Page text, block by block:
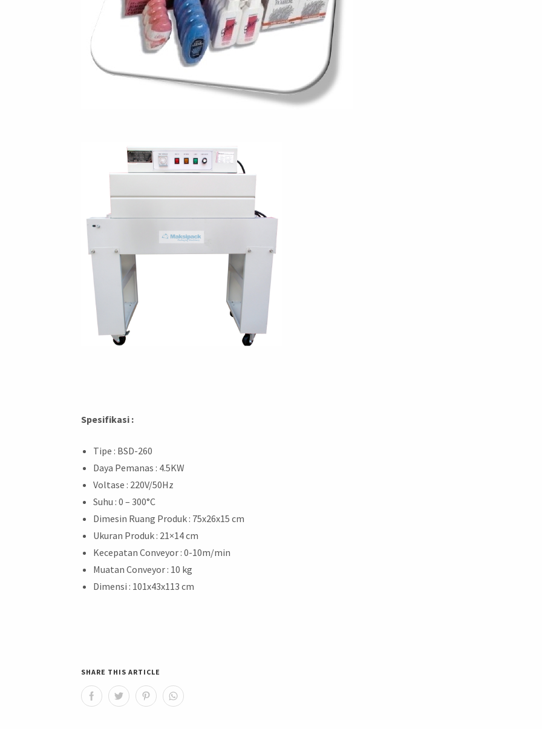
Spesifikasi :
Tipe : BSD-260
Daya Pemanas : 4.5KW
Voltase : 220V/50Hz
Suhu : 0 – 300°C
Dimesin Ruang Produk : 75x26x15 cm
Ukuran Produk : 21×14 cm
Kecepatan Conveyor : 0-10m/min
Muatan Conveyor : 10 kg
Dimensi : 101x43x113 cm
SHARE THIS ARTICLE